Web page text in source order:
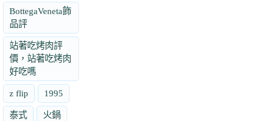
BottegaVeneta飾
品評
站著吃烤肉評
價，站著吃烤肉
好吃嗎
z flip 1995
泰式 火鍋